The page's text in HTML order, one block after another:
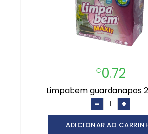
€0.72
limpabem guardanapos
- +
ADICIONAR AO